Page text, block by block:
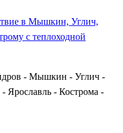
в Мышкин, Углич,
с теплоходной
- Мышкин - Углич -
Ярославль - Кострома -